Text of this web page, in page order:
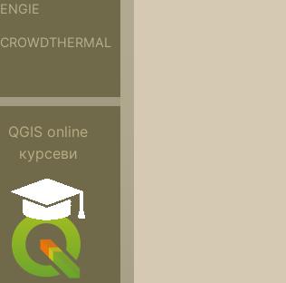
ENGIE
CROWDTHERMAL
QGIS online
курсеви